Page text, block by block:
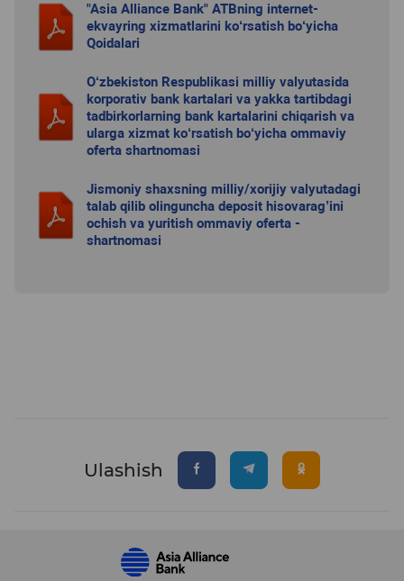
"Asia Alliance Bank" ATBning internet-
ekvayring xizmatlarini ko‘rsatish bo‘yicha
Qoidalari
O‘zbekiston Respublikasi milliy valyutasida
korporativ bank kartalari va yakka tartibdagi
tadbirkorlarning bank kartalarini chiqarish va
ularga xizmat ko‘rsatish bo‘yicha ommaviy
oferta shartnomasi
Jismoniy shaxsning milliy/xorijiy valyutadagi
talab qilib olinguncha deposit hisovarag’ini
ochish va yuritish ommaviy oferta -
shartnomasi
Ulashish